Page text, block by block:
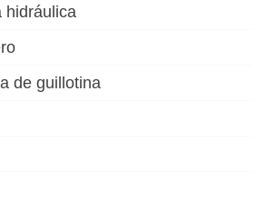
hidráulica
de guillotina